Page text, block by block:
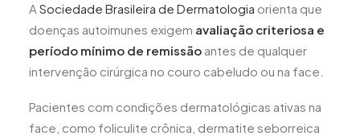
A Sociedade Brasileira de Dermatologia orienta que
doenças autoimunes exigem avaliação criteriosa e
período mínimo de remissão antes de qualquer
intervenção cirúrgica no couro cabeludo ou na face.
Pacientes com condições dermatológicas ativas na
face, como foliculite crônica, dermatite seborreica